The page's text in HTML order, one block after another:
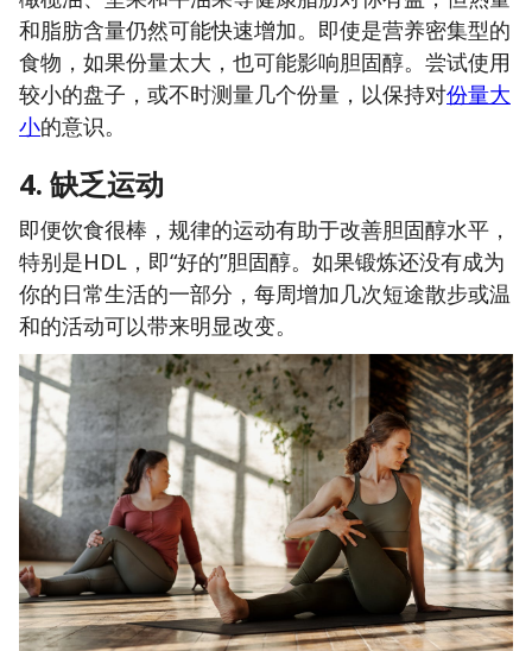
和脂肪含量仍然可能快速增加。即使是营养密集型的
食物，如果份量太大，也可能影响胆固醇。尝试使用
较小的盘子，或不时测量几个份量，以保持对份量大
小的意识。
4. 缺乏运动
即便饮食很棒，规律的运动有助于改善胆固醇水平，
特别是HDL，即“好的”胆固醇。如果锻炼还没有成为
你的日常生活的一部分，每周增加几次短途散步或温
和的活动可以带来明显改变。